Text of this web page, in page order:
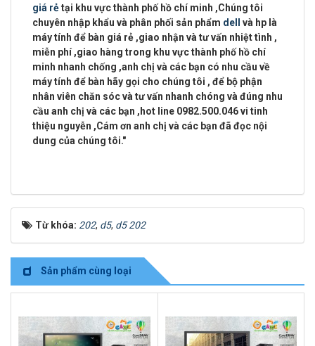
giá rẻtại khu vựcthành phố hồ chí minh ,Chúng tôi
chuyên nhập khẩu và phân phối sản phẩm dell
và hp là
máy tính để bàn giá rẻ ,giao nhận và tư vấn nhiệt tình ,
miễn phí ,giao hàng trong khu vực thành phố hồ chí
minh nhanh chống ,anh chị và các bạn có nhu cầu về
máy tính để bàn hãy gọi cho chúng tôi , để bộ phận
nhân viên chăn sóc và tư vấn nhanh chóng và đúng nhu
cầu anh chị và các bạn , hot line 0982.500.046 vi tinh
thiệu nguyễn ,Cám ơn anh chị và các bạn đã đọc nội
dung của chúng tôi."
Từ khóa: 202, d5, d5 202
Sản phẩm cùng loại